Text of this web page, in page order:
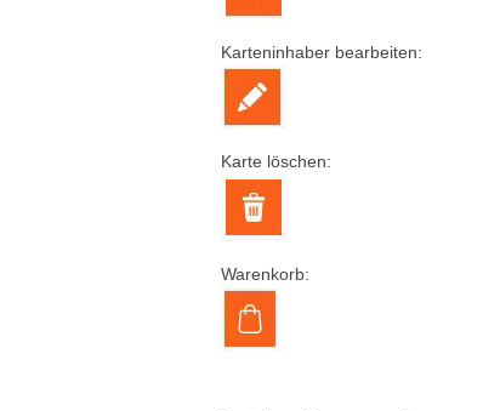
Karteninhaber bearbeiten:
Karte löschen:
Warenkorb: